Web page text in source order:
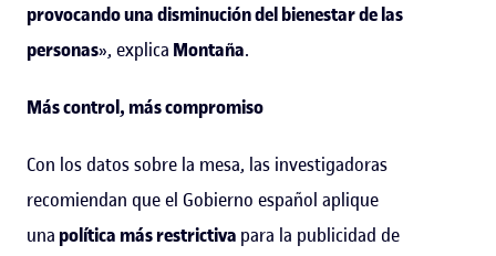
provocando una disminución del bienestar de las
personas», explica Montaña.
Más control, más compromiso
Con los datos sobre la mesa, las investigadoras
recomiendan que el Gobierno español aplique
una política más restrictiva para la publicidad de